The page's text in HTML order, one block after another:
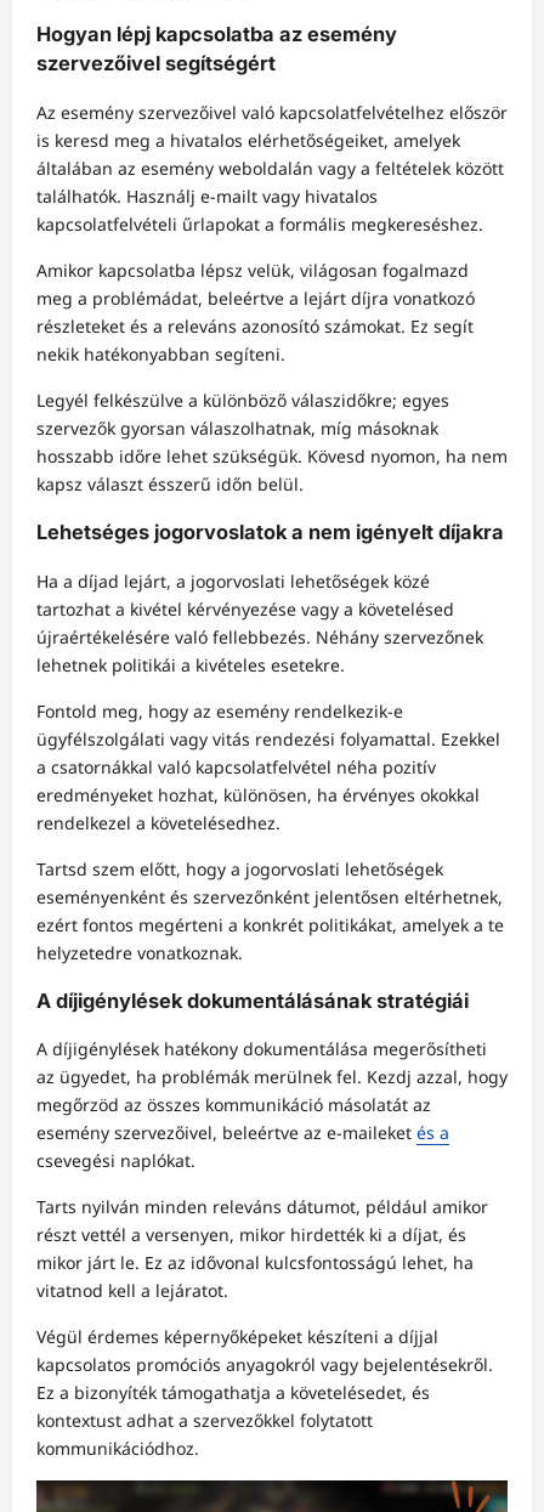
Hogyan lépj kapcsolatba az esemény
szervezőivel segítségért
Az esemény szervezőivel való kapcsolatfelvételhez először
is keresd meg a hivatalos elérhetőségeiket, amelyek
általában az esemény weboldalán vagy a feltételek között
találhatók. Használj e-mailt vagy hivatalos
kapcsolatfelvételi űrlapokat a formális megkereséshez.
Amikor kapcsolatba lépsz velük, világosan fogalmazd
meg a problémádat, beleértve a lejárt díjra vonatkozó
részleteket és a releváns azonosító számokat. Ez segít
nekik hatékonyabban segíteni.
Legyél felkészülve a különböző válaszidőkre; egyes
szervezők gyorsan válaszolhatnak, míg másoknak
hosszabb időre lehet szükségük. Kövesd nyomon, ha nem
kapsz választ ésszerű időn belül.
Lehetséges jogorvoslatok a nem igényelt díjakra
Ha a díjad lejárt, a jogorvoslati lehetőségek közé
tartozhat a kivétel kérvényezése vagy a követelésed
újraértékelésére való fellebbezés. Néhány szervezőnek
lehetnek politikái a kivételes esetekre.
Fontold meg, hogy az esemény rendelkezik-e
ügyfélszolgálati vagy vitás rendezési folyamattal. Ezekkel
a csatornákkal való kapcsolatfelvétel néha pozitív
eredményeket hozhat, különösen, ha érvényes okokkal
rendelkezel a követelésedhez.
Tartsd szem előtt, hogy a jogorvoslati lehetőségek
eseményenként és szervezőnként jelentősen eltérhetnek,
ezért fontos megérteni a konkrét politikákat, amelyek a te
helyzetedre vonatkoznak.
A díjigénylések dokumentálásának stratégiái
A díjigénylések hatékony dokumentálása megerősítheti
az ügyedet, ha problémák merülnek fel. Kezdj azzal, hogy
megőrzöd az összes kommunikáció másolatát az
esemény szervezőivel, beleértve az e-maileket és a
csevegési naplókat.
Tarts nyilván minden releváns dátumot, például amikor
részt vettél a versenyen, mikor hirdették ki a díjat, és
mikor járt le. Ez az idővonal kulcsfontosságú lehet, ha
vitatnod kell a lejáratot.
Végül érdemes képernyőképeket készíteni a díjjal
kapcsolatos promóciós anyagokról vagy bejelentésekről.
Ez a bizonyíték támogathatja a követelésedet, és
kontextust adhat a szervezőkkel folytatott
kommunikációdhoz.